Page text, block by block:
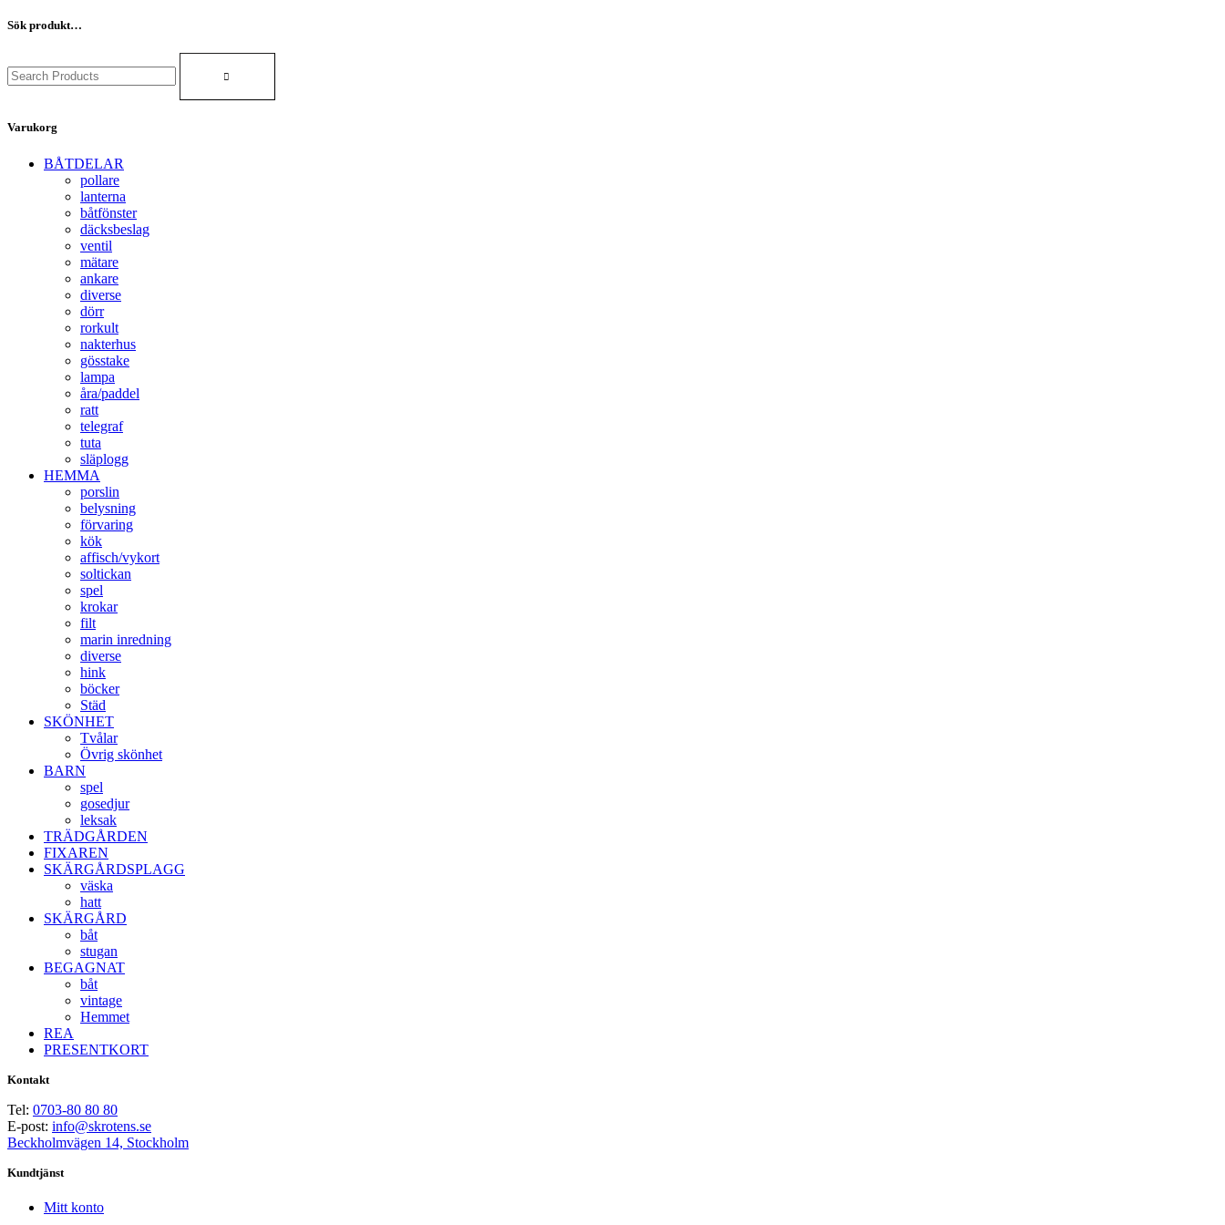
Sök produkt…
for:
Varukorg
BÅTDELAR
pollare
lanterna
båtfönster
däcksbeslag
ventil
mätare
ankare
diverse
dörr
rorkult
nakterhus
gösstake
lampa
åra/paddel
ratt
telegraf
tuta
släplogg
HEMMA
porslin
belysning
förvaring
kök
affisch/vykort
soltickan
spel
krokar
filt
marin inredning
diverse
hink
böcker
Städ
SKÖNHET
Tvålar
Övrig skönhet
BARN
spel
gosedjur
leksak
TRÄDGÅRDEN
FIXAREN
SKÄRGÅRDSPLAGG
väska
hatt
SKÄRGÅRD
båt
stugan
BEGAGNAT
båt
vintage
Hemmet
REA
PRESENTKORT
Kontakt
Tel: 0703-80 80 80
E-post: info@skrotens.se
Beckholmvägen 14, Stockholm
Kundtjänst
Mitt konto